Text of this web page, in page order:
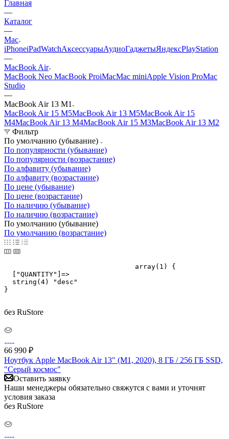
Главная
—
Каталог
—
Mac
iPhoneiPadWatchАксессуарыАудиоГаджетыЯндексPlayStation
—
MacBook Air
MacBook Neo MacBook ProiMacMac miniApple Vision ProMac
Studio
—
MacBook Air 13 M1
MacBook Air 15 M5MacBook Air 13 M5MacBook Air 15
M4MacBook Air 13 M4MacBook Air 15 M3MacBook Air 13 M2
Фильтр
По умолчанию (убывание)
По популярности (убывание)
По популярности (возрастание)
По алфавиту (убывание)
По алфавиту (возрастание)
По цене (убывание)
По цене (возрастание)
По наличию (убывание)
По наличию (возрастание)
По умолчанию (убывание)
По умолчанию (возрастание)
  ["QUANTITY"]=>
  string(4) "desc"
}
без RuStore
66 990 ₽
Ноутбук Apple MacBook Air 13" (M1, 2020), 8 ГБ / 256 ГБ SSD,
"Серый космос"
Оставить заявку
Наши менеджеры обязательно свяжутся с вами и уточнят
условия заказа
без RuStore